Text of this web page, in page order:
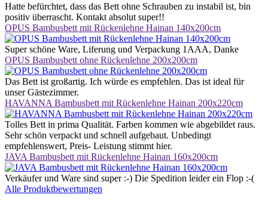
Hatte befürchtet, dass das Bett ohne Schrauben zu instabil ist, bin
positiv überrascht. Kontakt absolut super!!
OPUS Bambusbett mit Rückenlehne Hainan 140x200cm
Super schöne Ware, Liferung und Verpackung 1AAA, Danke
OPUS Bambusbett ohne Rückenlehne 200x200cm
Das Bett ist großartig. Ich würde es empfehlen. Das ist ideal für
unser Gästezimmer.
HAVANNA Bambusbett mit Rückenlehne Hainan 200x220cm
Tolles Bett in prima Qualität. Farben kommen wie abgebildet raus.
Sehr schön verpackt und schnell aufgebaut. Unbedingt
empfehlenswert, Preis- Leistung stimmt hier.
JAVA Bambusbett mit Rückenlehne Hainan 160x200cm
Verkäufer und Ware sind super :-) Die Spedition leider ein Flop :-(
Alle Produktbewertungen